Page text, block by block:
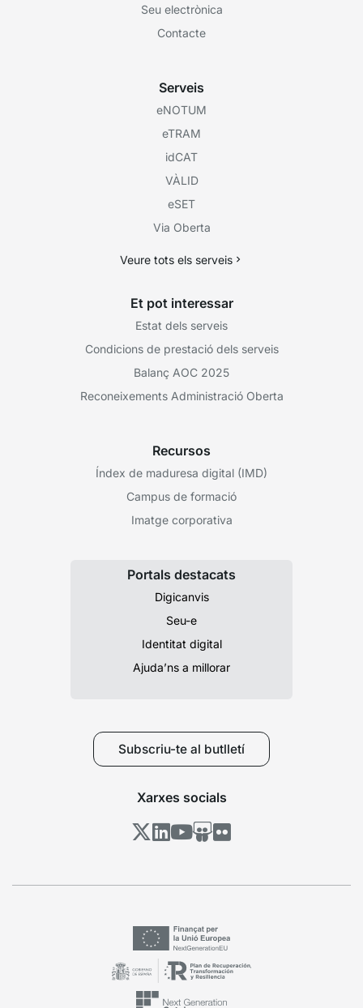
Seu electrònica
Contacte
Serveis
eNOTUM
eTRAM
idCAT
VÀLID
eSET
Via Oberta
Veure tots els serveis
Et pot interessar
Estat dels serveis
Condicions de prestació dels serveis
Balanç AOC 2025
Reconeixements Administració Oberta
Recursos
Índex de maduresa digital (IMD)
Campus de formació
Imatge corporativa
Portals destacats
Digicanvis
Seu-e
Identitat digital
Ajuda’ns a millorar
Subscriu-te al butlletí
Xarxes socials